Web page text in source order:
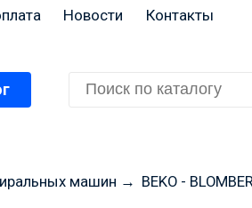
Новости Контакты
машин → BEKO -